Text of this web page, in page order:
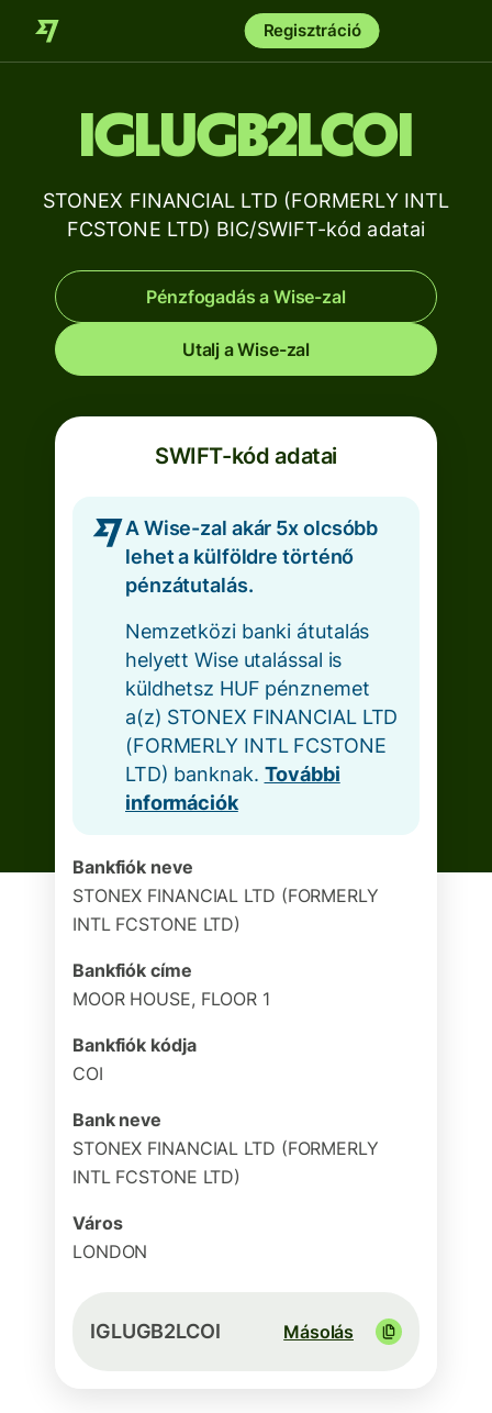
Regisztráció
IGLUGB2LCOI
STONEX FINANCIAL LTD (FORMERLY INTL
FCSTONE LTD) BIC/SWIFT-kód adatai
Pénzfogadás a Wise-zal
Utalj a Wise-zal
SWIFT-kód adatai
A Wise-zal akár 5x olcsóbb
lehet a külföldre történő
pénzátutalás.
Nemzetközi banki átutalás
helyett Wise utalással is
küldhetsz HUF pénznemet
a(z) STONEX FINANCIAL LTD
(FORMERLY INTL FCSTONE
LTD) banknak. További
információk
Bankfiók neve
STONEX FINANCIAL LTD (FORMERLY
INTL FCSTONE LTD)
Bankfiók címe
MOOR HOUSE, FLOOR 1
Bankfiók kódja
COI
Bank neve
STONEX FINANCIAL LTD (FORMERLY
INTL FCSTONE LTD)
Város
LONDON
IGLUGB2LCOI Másolás